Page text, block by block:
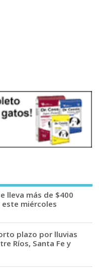
lleva más de $400
miércoles
plazo por lluvias
Ríos, Santa Fe y